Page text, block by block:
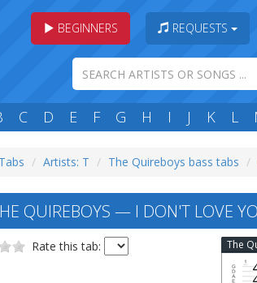
BEGINNERS REQUESTS
C D E F G H I J K L
Artists: T The Quireboys bass tabs
QUIREBOYS — I DON'T LOVE
Rate this tab: